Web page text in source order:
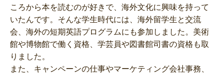
ころから本を読むのが好きで、海外文化に興味を持って
いたんです。そんな学生時代には、海外留学生と交流
会、海外の短期英語プログラムにも参加しました。美術
館や博物館で働く資格、学芸員や図書館司書の資格も取
りました。
また、キャンペーンの仕事やマーケティング会社事務、